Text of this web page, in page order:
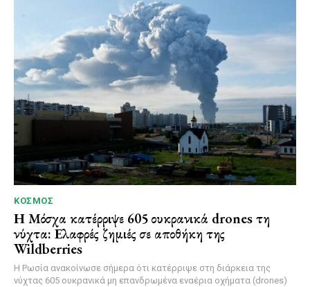
ΚΌΣΜΟΣ
Η Μόσχα κατέρριψε 605 ουκρανικά drones τη
νύχτα: Ελαφρές ζημιές σε αποθήκη της
Wildberries
Η Ρωσία ανακοίνωσε σήμερα ότι κατέρριψε στη διάρκεια της
νύχτας 605 ουκρανικά μη επανδρωμένα εναέρια οχήματα (drones)